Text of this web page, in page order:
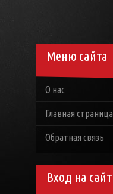
Меню сайта
О нас
Главная страница
Обратная связь
Вход на сайт